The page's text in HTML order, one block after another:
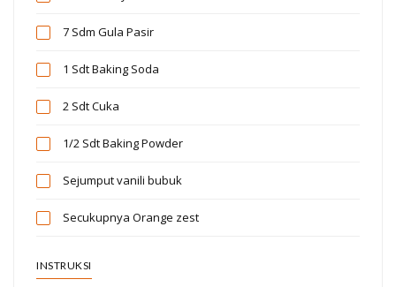
7 Sdm Gula Pasir
1 SdtBaking Soda
2 SdtCuka
1/2 SdtBaking Powder
Sejumputvanili bubuk
Secukupnya Orange zest
INSTRUKSI